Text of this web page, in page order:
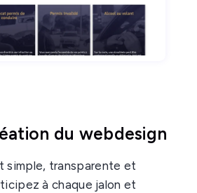
du webdesign
simple, transparente et
à chaque jalon et